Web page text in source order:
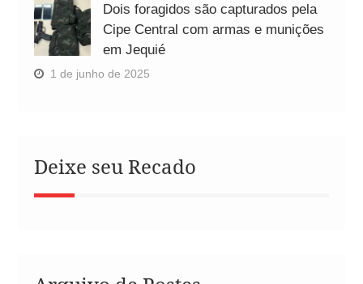
Dois foragidos são capturados pela
Cipe Central com armas e munições
em Jequié
1 de junho de 2025
Deixe seu Recado